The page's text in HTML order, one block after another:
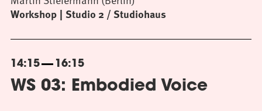
Workshop Studio 2 / Studiohaus
14:15 16:15
WS 03: Embodied Voice